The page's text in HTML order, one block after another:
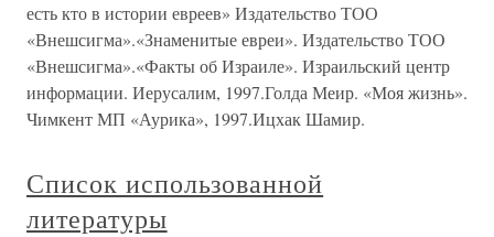
есть кто в истории евреев» Издательство ТОО
«Внешсигма».«Знаменитые евреи». Издательство ТОО
«Внешсигма».«Факты об Израиле». Израильский центр
информации. Иерусалим, 1997.Голда Меир. «Моя жизнь».
Чимкент МП «Аурика», 1997.Ицхак Шамир.
Список использованной
литературы